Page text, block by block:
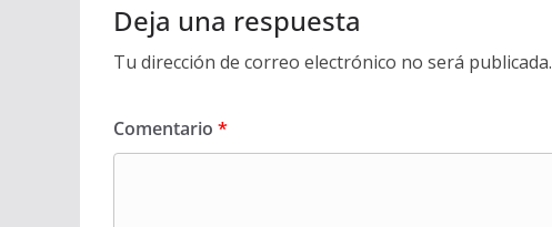
Deja una respuesta
Tu dirección de correo electrónico no será publicada.
Comentario *